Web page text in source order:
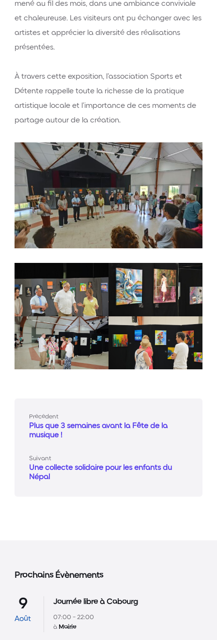
mené au fil des mois, dans une ambiance conviviale
et chaleureuse. Les visiteurs ont pu échanger avec les
artistes et apprécier la diversité des réalisations
présentées.
À travers cette exposition, l’association Sports et
Détente rappelle toute la richesse de la pratique
artistique locale et l’importance de ces moments de
partage autour de la création.
Précédent
Plus que 3 semaines avant la Fête de la
musique !
Suivant
Une collecte solidaire pour les enfants du
Népal
Prochains Évènements
9
Août
Journée libre à Cabourg
07:00 - 22:00
à Mairie